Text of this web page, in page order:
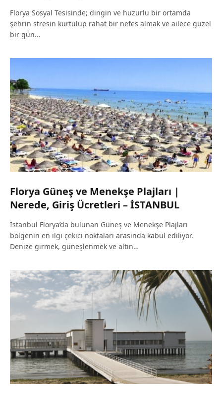
Florya Sosyal Tesisinde; dingin ve huzurlu bir ortamda
şehrin stresin kurtulup rahat bir nefes almak ve ailece güzel
bir gün…
Florya Güneş ve Menekşe Plajları |
Nerede, Giriş Ücretleri – İSTANBUL
İstanbul Florya’da bulunan Güneş ve Menekşe Plajları
bölgenin en ilgi çekici noktaları arasında kabul ediliyor.
Denize girmek, güneşlenmek ve altın…